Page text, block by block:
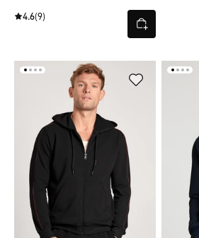
4.6(9)